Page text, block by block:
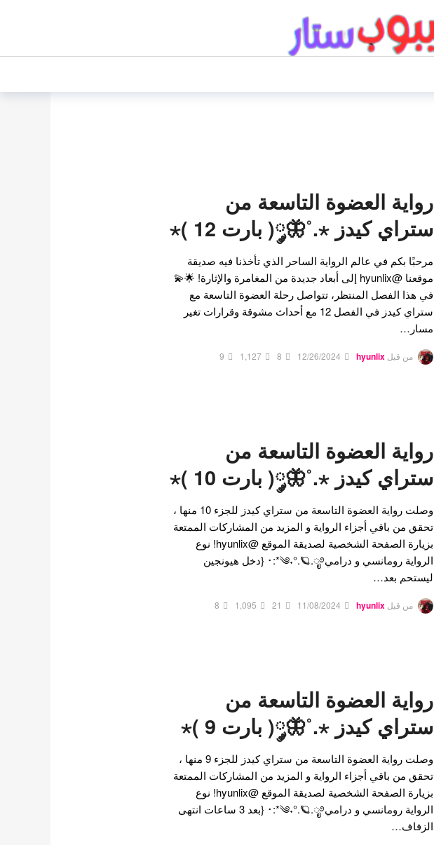
رواية العضوة التاسعة من
ستراي كيدز ⋆.˚🦋༘( بارت 12 )⋆
مرحبًا بكم في عالم الرواية الساحر الذي تأخذنا فيه صديقة
موقعنا @hyunlix إلى أبعاد جديدة من المغامرة والإثارة! 🌟💫
في هذا الفصل المنتظر، تتواصل رحلة العضوة التاسعة مع
ستراي كيدز في الفصل 12 مع أحداث مشوقة وقرارات تغير
مسار…
من قبل hyunlix
12/26/2024
8
1,127
9
رواية العضوة التاسعة من
ستراي كيدز ⋆.˚🦋༘( بارت 10 )⋆
وصلت رواية العضوة التاسعة من ستراي كيدز للجزء 10 منها ،
تحقق من باقي أجزاء الرواية و المزيد من المشاركات الممتعة
بزيارة الصفحة الشخصية لصديقة الموقع @hyunlix! نوع
الرواية رومانسي و درامي༄˖°.🪐.ೃ࿔*:･ {دخل هيونجين
ليستحم بعد…
من قبل hyunlix
11/08/2024
21
1,095
8
رواية العضوة التاسعة من
ستراي كيدز ⋆.˚🦋༘( بارت 9 )⋆
وصلت رواية العضوة التاسعة من ستراي كيدز للجزء 9 منها ،
تحقق من باقي أجزاء الرواية و المزيد من المشاركات الممتعة
بزيارة الصفحة الشخصية لصديقة الموقع @hyunlix! نوع
الرواية رومانسي و درامي༄˖°.🪐.ೃ࿔*:･ {بعد 3 ساعات انتهى
الزفاف…